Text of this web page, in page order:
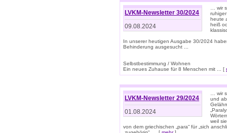
LVKM-Newsletter 30/2024
09.08.2024
… wir
heute
heiß
In unserer heutigen Ausgabe 30/2024
Behinderung ausgesucht ...
Selbstbestimmung / Wohnen
Ein neues Zuhause für 8 Menschen mit ... [
LVKM-Newsletter 29/2024
01.08.2024
… wir
und
weil
von dem griechischen „para“ für „sich